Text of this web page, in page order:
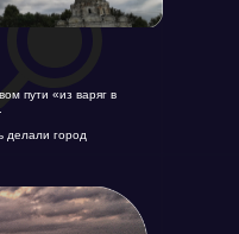
пути «из варяг в
делали город